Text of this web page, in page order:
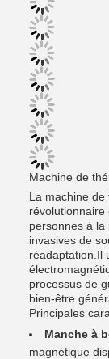
Machine de
La machine
personnes à
invasives de
réadaptation.Il
processus de
bien-être
Principales
Manche à
magnétique